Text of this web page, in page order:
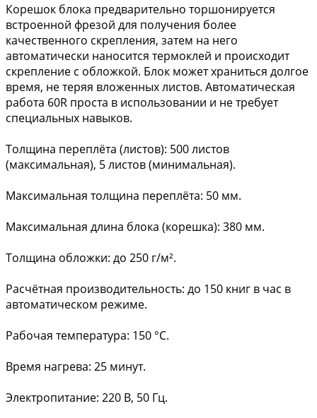
Корешок блока предварительно торшонируется
встроенной фрезой для получения более
качественного скрепления, затем на него
автоматически наносится термоклей и происходит
скрепление с обложкой. Блок может храниться долгое
время, не теряя вложенных листов. Автоматическая
работа 60R проста в использовании и не требует
специальных навыков.
Толщина переплёта (листов): 500 листов
(максимальная), 5 листов (минимальная).
Максимальная толщина переплёта: 50 мм.
Максимальная длина блока (корешка): 380 мм.
Толщина обложки: до 250 г/м².
Расчётная производительность: до 150 книг в час в
автоматическом режиме.
Рабочая температура: 150 °C.
Время нагрева: 25 минут.
Электропитание: 220 В, 50 Гц.